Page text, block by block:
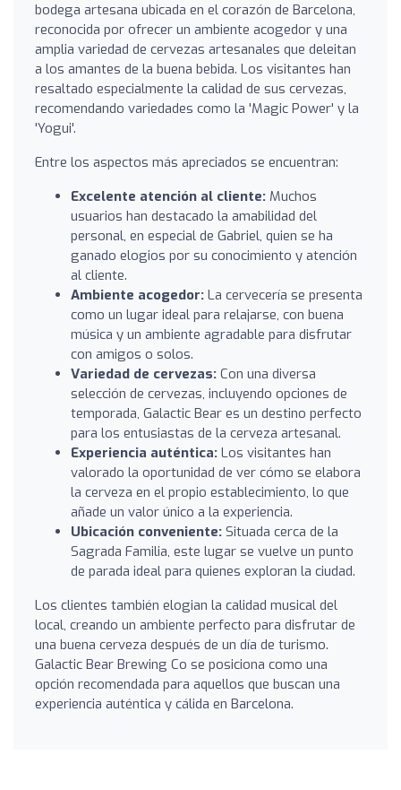
bodega artesana ubicada en el corazón de Barcelona,
reconocida por ofrecer un ambiente acogedor y una
amplia variedad de cervezas artesanales que deleitan
a los amantes de la buena bebida. Los visitantes han
resaltado especialmente la calidad de sus cervezas,
recomendando variedades como la 'Magic Power' y la
'Yogui'.
Entre los aspectos más apreciados se encuentran:
Excelente atención al cliente: Muchos
usuarios han destacado la amabilidad del
personal, en especial de Gabriel, quien se ha
ganado elogios por su conocimiento y atención
al cliente.
Ambiente acogedor: La cervecería se presenta
como un lugar ideal para relajarse, con buena
música y un ambiente agradable para disfrutar
con amigos o solos.
Variedad de cervezas: Con una diversa
selección de cervezas, incluyendo opciones de
temporada, Galactic Bear es un destino perfecto
para los entusiastas de la cerveza artesanal.
Experiencia auténtica: Los visitantes han
valorado la oportunidad de ver cómo se elabora
la cerveza en el propio establecimiento, lo que
añade un valor único a la experiencia.
Ubicación conveniente: Situada cerca de la
Sagrada Familia, este lugar se vuelve un punto
de parada ideal para quienes exploran la ciudad.
Los clientes también elogian la calidad musical del
local, creando un ambiente perfecto para disfrutar de
una buena cerveza después de un día de turismo.
Galactic Bear Brewing Co se posiciona como una
opción recomendada para aquellos que buscan una
experiencia auténtica y cálida en Barcelona.